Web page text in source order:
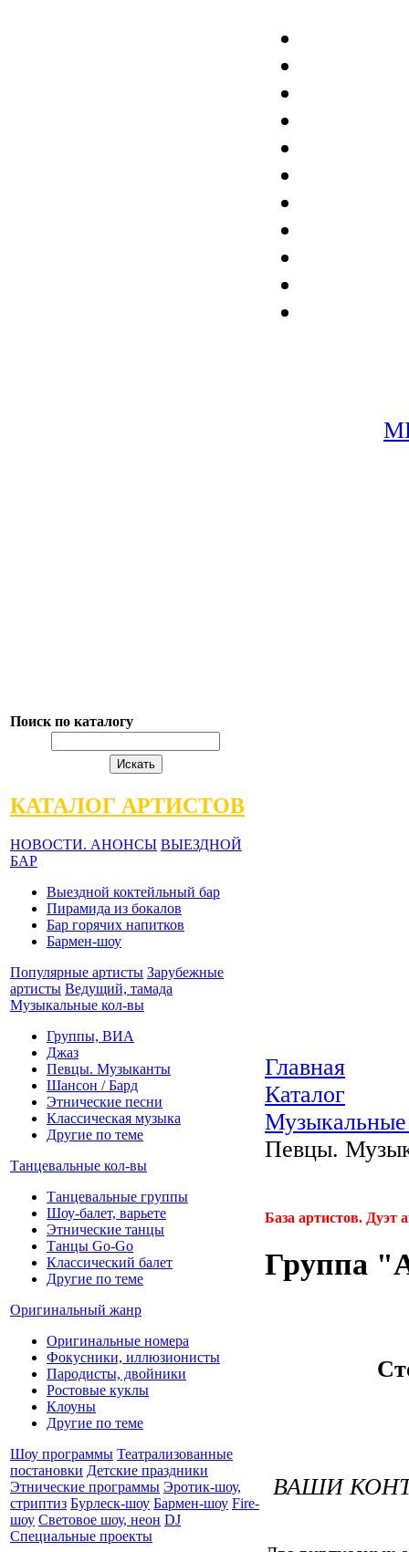
Поиск по каталогу
КАТАЛОГ АРТИСТОВ
НОВОСТИ. АНОНСЫ ВЫЕЗДНОЙ
БАР
Выездной коктейльный бар
Пирамида из бокалов
Бар горячих напитков
Бармен-шоу
Популярные артисты Зарубежные
артисты Ведущий, тамада
Музыкальные кол-вы
Группы, ВИА
Джаз
Певцы. Музыканты
Шансон / Бард
Этнические песни
Классическая музыка
Другие по теме
Танцевальные кол-вы
Танцевальные группы
Шоу-балет, варьете
Этнические танцы
Танцы Go-Go
Классический балет
Другие по теме
Оригинальный жанр
Оригинальные номера
Фокусники, иллюзионисты
Пародисты, двойники
Ростовые куклы
Клоуны
Другие по теме
Шоу программы Театрализованные
постановки Детские праздники
Этнические программы Эротик-шоу,
стриптиз Бурлеск-шоу Бармен-шоу Fire-
шоу Световое шоу, неон DJ
Специальные проекты
Главная
Каталог
Певцы.
База артистов. Дуэт
Группа
ВАШИ